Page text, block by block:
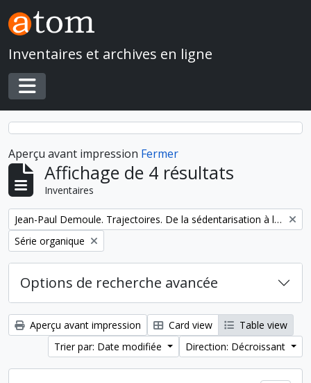
Skip to main content
Inventaires et archives en ligne
Toggle navigation
Aperçu avant impression Fermer
Affichage de 4 résultats
Inventaires
Remove filter:
Jean-Paul Demoule. Trajectoires. De la sédentarisation à l'État
Remove filter:
Série organique
Options de recherche avancée
Aperçu avant impression Card view
Table view
Trier par: Date modifiée
Direction: Décroissant